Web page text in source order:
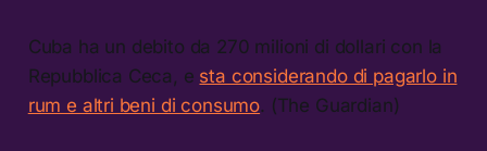
Cuba ha un debito da 270 milioni di dollari con la
Repubblica Ceca, e sta considerando di pagarlo in
rum e altri beni di consumo. (The Guardian)